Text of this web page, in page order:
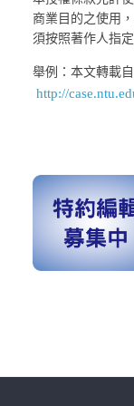
商業目的之使用
須按照著作人指
舉例：本文轉載
http://